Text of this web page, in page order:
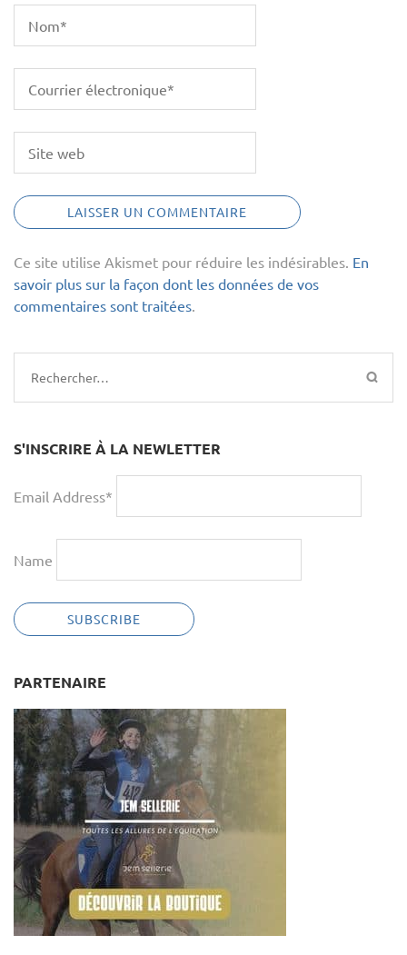
Ce site utilise Akismet pour réduire les indésirables. En
savoir plus sur la façon dont les données de vos
commentaires sont traitées
Rechercher :
S'INSCRIRE À LA NEWLETTER
Email Address*
Name
PARTENAIRE